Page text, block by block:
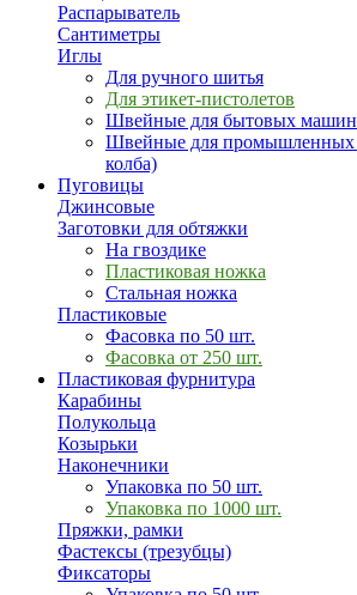
Распарыватель
Сантиметры
Иглы
Для ручного шитья
Для этикет-пистолетов
Швейные для бытовых машин
Швейные для промышленных
колба)
Пуговицы
Джинсовые
Заготовки для обтяжки
На гвоздике
Пластиковая ножка
Стальная ножка
Пластиковые
Фасовка по 50 шт.
Фасовка от 250 шт.
Пластиковая фурнитура
Карабины
Полукольца
Козырьки
Наконечники
Упаковка по 50 шт.
Упаковка по 1000 шт.
Пряжки, рамки
Фастексы (трезубцы)
Фиксаторы